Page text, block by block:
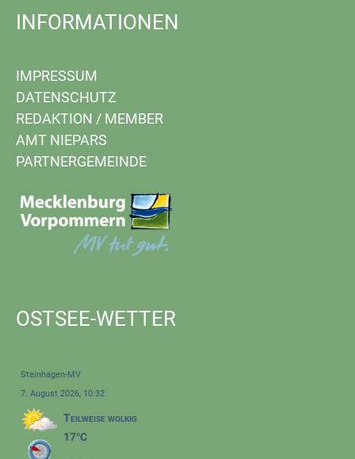
INFORMATIONEN
IMPRESSUM
DATENSCHUTZ
REDAKTION / MEMBER
AMT NIEPARS
PARTNERGEMEINDE
OSTSEE-WETTER
Steinhagen-MV
7. August 2026, 10:32
Teilweise wolkig
17°C